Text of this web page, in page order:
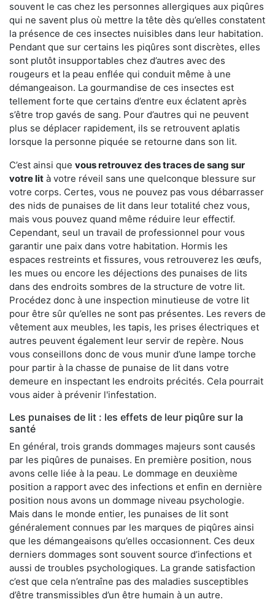
souvent le cas chez les personnes allergiques aux piqûres
qui ne savent plus où mettre la tête dès qu’elles constatent
la présence de ces insectes nuisibles dans leur habitation.
Pendant que sur certains les piqûres sont discrètes, elles
sont plutôt insupportables chez d’autres avec des
rougeurs et la peau enflée qui conduit même à une
démangeaison. La gourmandise de ces insectes est
tellement forte que certains d’entre eux éclatent après
s’être trop gavés de sang. Pour d’autres qui ne peuvent
plus se déplacer rapidement, ils se retrouvent aplatis
lorsque la personne piquée se retourne dans son lit.
C’est ainsi que vous retrouvez des traces de sang sur
votre lit à votre réveil sans une quelconque blessure sur
votre corps. Certes, vous ne pouvez pas vous débarrasser
des nids de punaises de lit dans leur totalité chez vous,
mais vous pouvez quand même réduire leur effectif.
Cependant, seul un travail de professionnel pour vous
garantir une paix dans votre habitation. Hormis les
espaces restreints et fissures, vous retrouverez les œufs,
les mues ou encore les déjections des punaises de lits
dans des endroits sombres de la structure de votre lit.
Procédez donc à une inspection minutieuse de votre lit
pour être sûr qu’elles ne sont pas présentes. Les revers de
vêtement aux meubles, les tapis, les prises électriques et
autres peuvent également leur servir de repère. Nous
vous conseillons donc de vous munir d’une lampe torche
pour partir à la chasse de punaise de lit dans votre
demeure en inspectant les endroits précités. Cela pourrait
vous aider à prévenir l'infestation.
Les punaises de lit : les effets de leur piqûre sur la
santé
En général, trois grands dommages majeurs sont causés
par les piqûres de punaises. En première position, nous
avons celle liée à la peau. Le dommage en deuxième
position a rapport avec des infections et enfin en dernière
position nous avons un dommage niveau psychologie.
Mais dans le monde entier, les punaises de lit sont
généralement connues par les marques de piqûres ainsi
que les démangeaisons qu’elles occasionnent. Ces deux
derniers dommages sont souvent source d’infections et
aussi de troubles psychologiques. La grande satisfaction
c’est que cela n’entraîne pas des maladies susceptibles
d’être transmissibles d’un être humain à un autre.